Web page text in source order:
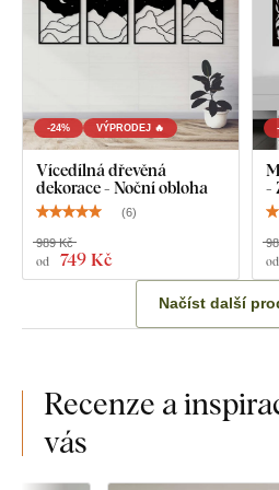
-24% VÝPRODEJ 🔥
Vícedílná dřevěná
dekorace - Noční obloha
(6)
od 749 Kč
989 Kč
-
od
Načíst další
Recenze a
vás